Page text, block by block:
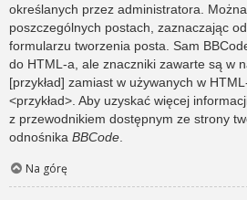
określanych przez administratora.
poszczególnych postach, zaznaczając
formularzu tworzenia posta. Sam
do HTML-a, ale znaczniki zawarte są w
[przykład] zamiast w używanych w
<przykład>. Aby uzyskać więcej
z przewodnikiem dostępnym ze strony
odnośnika BBCode
Na górę